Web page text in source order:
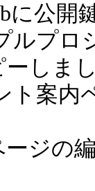
に公
ルプ
ーしま
ト案
ージ